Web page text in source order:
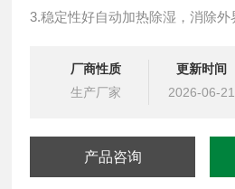
3.稳定性好自动加热除湿，消除外
5.自动采样 间隔1小时采样并记录
6.便于布点 4G 无线传输稳定，适
厂商性质
生产厂家
更新时间
2026-06-21
产品咨询